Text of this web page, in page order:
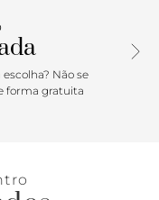
Não se
forma gratuita